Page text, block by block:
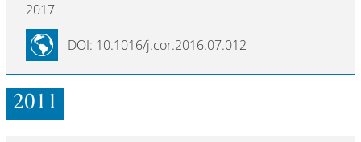
2017
DOI: 10.1016/j.cor.2016.07.012
2011